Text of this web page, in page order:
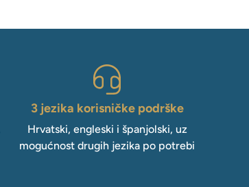
3 jezika korisničke podrške
Hrvatski, engleski i španjolski, uz
mogućnost drugih jezika po potrebi